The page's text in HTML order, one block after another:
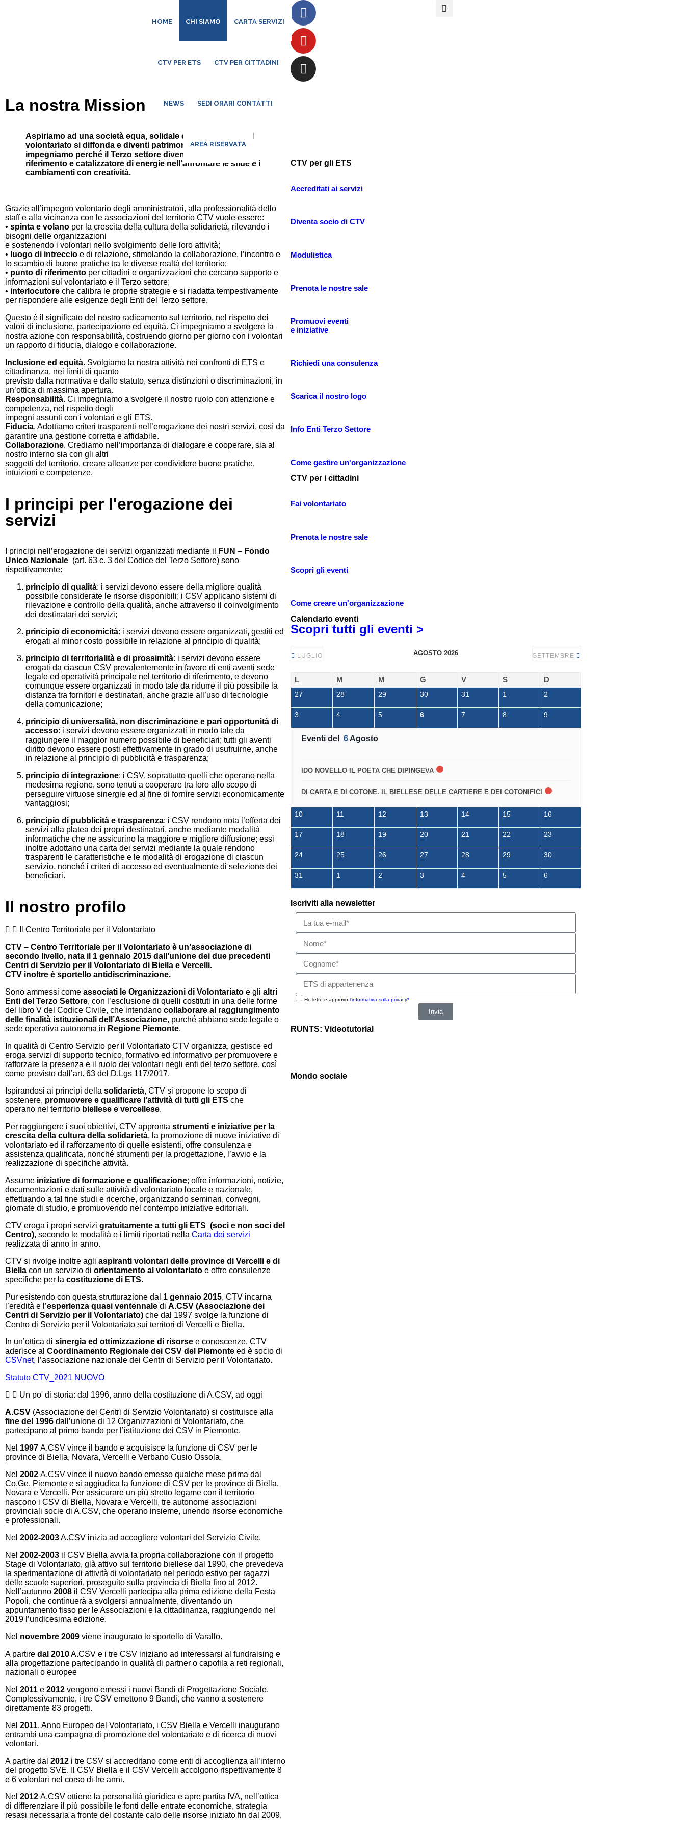
HOME CHI SIAMO CARTA SERVIZI
CTV PER ETS CTV PER CITTADINI
NEWS SEDI ORARI CONTATTI
AREA RISERVATA
La nostra Mission
Aspiriamo ad una società equa, solidale e inclusiva, in cui il
volontariato si diffonda e diventi patrimonio collettivo. Ci
impegniamo perché il Terzo settore diventi punto di
riferimento e catalizzatore di energie nell’affrontare le sfide e i
cambiamenti con creatività.
Grazie all’impegno volontario degli amministratori, alla professionalità dello
staff e alla vicinanza con le associazioni del territorio CTV vuole essere:
• spinta e volano per la crescita della cultura della solidarietà, rilevando i
bisogni delle organizzazioni
e sostenendo i volontari nello svolgimento delle loro attività;
• luogo di intreccio e di relazione, stimolando la collaborazione, l’incontro e
lo scambio di buone pratiche tra le diverse realtà del territorio;
• punto di riferimento per cittadini e organizzazioni che cercano supporto e
informazioni sul volontariato e il Terzo settore;
• interlocutore che calibra le proprie strategie e si riadatta tempestivamente
per rispondere alle esigenze degli Enti del Terzo settore.
Questo è il significato del nostro radicamento sul territorio, nel rispetto dei
valori di inclusione, partecipazione ed equità. Ci impegniamo a svolgere la
nostra azione con responsabilità, costruendo giorno per giorno con i volontari
un rapporto di fiducia, dialogo e collaborazione.
Inclusione ed equità. Svolgiamo la nostra attività nei confronti di ETS e
cittadinanza, nei limiti di quanto
previsto dalla normativa e dallo statuto, senza distinzioni o discriminazioni, in
un’ottica di massima apertura.
Responsabilità. Ci impegniamo a svolgere il nostro ruolo con attenzione e
competenza, nel rispetto degli
impegni assunti con i volontari e gli ETS.
Fiducia. Adottiamo criteri trasparenti nell’erogazione dei nostri servizi, così da
garantire una gestione corretta e affidabile.
Collaborazione. Crediamo nell’importanza di dialogare e cooperare, sia al
nostro interno sia con gli altri
soggetti del territorio, creare alleanze per condividere buone pratiche,
intuizioni e competenze.
I principi per l'erogazione dei
servizi
I principi nell’erogazione dei servizi organizzati mediante il
FUN – Fondo
Unico Nazionale (art. 63 c. 3 del Codice del Terzo Settore) sono
rispettivamente:
principio di qualità: i servizi devono essere della migliore qualità
possibile considerate le risorse disponibili; i CSV applicano sistemi di
rilevazione e controllo della qualità, anche attraverso il coinvolgimento
dei destinatari dei servizi;
principio di economicità: i servizi devono essere organizzati, gestiti ed
erogati al minor costo possibile in relazione al principio di qualità;
principio di territorialità e di prossimità: i servizi devono essere
erogati da ciascun CSV prevalentemente in favore di enti aventi sede
legale ed operatività principale nel territorio di riferimento, e devono
comunque essere organizzati in modo tale da ridurre il più possibile la
distanza tra fornitori e destinatari, anche grazie all’uso di tecnologie
della comunicazione;
principio di universalità, non discriminazione e pari opportunità di
accesso: i servizi devono essere organizzati in modo tale da
raggiungere il maggior numero possibile di beneficiari; tutti gli aventi
diritto devono essere posti effettivamente in grado di usufruirne, anche
in relazione al principio di pubblicità e trasparenza;
principio di integrazione: i CSV, soprattutto quelli che operano nella
medesima regione, sono tenuti a cooperare tra loro allo scopo di
perseguire virtuose sinergie ed al fine di fornire servizi economicamente
vantaggiosi;
principio di pubblicità e trasparenza: i CSV rendono nota l’offerta dei
servizi alla platea dei propri destinatari, anche mediante modalità
informatiche che ne assicurino la maggiore e migliore diffusione; essi
inoltre adottano una carta dei servizi mediante la quale rendono
trasparenti le caratteristiche e le modalità di erogazione di ciascun
servizio, nonché i criteri di accesso ed eventualmente di selezione dei
beneficiari.
Il nostro profilo
Il Centro Territoriale per il Volontariato
CTV – Centro Territoriale per il Volontariato è un’associazione di
secondo livello, nata il 1 gennaio 2015 dall’unione dei due precedenti
Centri di Servizio per il Volontariato di Biella e Vercelli.
CTV inoltre è sportello antidiscriminazione.
Sono ammessi come associati le Organizzazioni di Volontariato e gli altri
Enti del Terzo Settore, con l’esclusione di quelli costituti in una delle forme
del libro V del Codice Civile, che intendano collaborare al raggiungimento
delle finalità istituzionali dell’Associazione, purché abbiano sede legale o
sede operativa autonoma in Regione Piemonte.
In qualità di Centro Servizio per il Volontariato CTV organizza, gestisce ed
eroga servizi di supporto tecnico, formativo ed informativo per promuovere e
rafforzare la presenza e il ruolo dei volontari negli enti del terzo settore, così
come previsto dall’art. 63 del D.Lgs 117/2017.
Ispirandosi ai principi della solidarietà, CTV si propone lo scopo di
sostenere, promuovere e qualificare l’attività di tutti gli ETS che
operano nel territorio biellese e vercellese.
Per raggiungere i suoi obiettivi, CTV appronta strumenti e iniziative per la
crescita della cultura della solidarietà, la promozione di nuove iniziative di
volontariato ed il rafforzamento di quelle esistenti, offre consulenza e
assistenza qualificata, nonché strumenti per la progettazione, l’avvio e la
realizzazione di specifiche attività.
Assume iniziative di formazione e qualificazione; offre informazioni, notizie,
documentazioni e dati sulle attività di volontariato locale e nazionale,
effettuando a tal fine studi e ricerche, organizzando seminari, convegni,
giornate di studio, e promuovendo nel contempo iniziative editoriali.
CTV eroga i propri servizi gratuitamente a tutti gli ETS (soci e non soci del
Centro), secondo le modalità e i limiti riportati nella Carta dei servizi
realizzata di anno in anno.
CTV si rivolge inoltre agli aspiranti volontari delle province di Vercelli e di
Biella con un servizio di orientamento al volontariato e offre consulenze
specifiche per la costituzione di ETS.
Pur esistendo con questa strutturazione dal 1 gennaio 2015, CTV incarna
l’eredità e l’esperienza quasi ventennale di A.CSV (Associazione dei
Centri di Servizio per il Volontariato) che dal 1997 svolge la funzione di
Centro di Servizio per il Volontariato sui territori di Vercelli e Biella.
In un’ottica di sinergia ed ottimizzazione di risorse e conoscenze, CTV
aderisce al Coordinamento Regionale dei CSV del Piemonte ed è socio di
CSVnet, l’associazione nazionale dei Centri di Servizio per il Volontariato.
Statuto CTV_2021 NUOVO
Un po' di storia: dal 1996, anno della costituzione di A.CSV, ad oggi
A.CSV (Associazione dei Centri di Servizio Volontariato) si costituisce alla
fine del 1996 dall’unione di 12 Organizzazioni di Volontariato, che
partecipano al primo bando per l’istituzione dei CSV in Piemonte.
Nel 1997 A.CSV vince il bando e acquisisce la funzione di CSV per le
province di Biella, Novara, Vercelli e Verbano Cusio Ossola.
Nel 2002 A.CSV vince il nuovo bando emesso qualche mese prima dal
Co.Ge. Piemonte e si aggiudica la funzione di CSV per le province di Biella,
Novara e Vercelli. Per assicurare un più stretto legame con il territorio
nascono i CSV di Biella, Novara e Vercelli, tre autonome associazioni
provinciali socie di A.CSV, che operano insieme, unendo risorse economiche
e professionali.
Nel 2002-2003A.CSV inizia ad accogliere volontari del Servizio Civile.
Nel 2002-2003 il CSV Biella avvia la propria collaborazione con il progetto
Stage di Volontariato, già attivo sul territorio biellese dal 1990, che prevedeva
la sperimentazione di attività di volontariato nel periodo estivo per ragazzi
delle scuole superiori, proseguito sulla provincia di Biella fino al 2012.
Nell’autunno 2008 il CSV Vercelli partecipa alla prima edizione della Festa
Popoli, che continuerà a svolgersi annualmente, diventando un
appuntamento fisso per le Associazioni e la cittadinanza, raggiungendo nel
2019 l’undicesima edizione.
Nel novembre 2009 viene inaugurato lo sportello di Varallo.
A partire dal 2010A.CSV e i tre CSV iniziano ad interessarsi al fundraising e
alla progettazione partecipando in qualità di partner o capofila a reti regionali,
nazionali o europee
Nel 2011 e 2012 vengono emessi i nuovi Bandi di Progettazione Sociale.
Complessivamente, i tre CSV emettono 9 Bandi, che vanno a sostenere
direttamente 83 progetti.
Nel 2011, Anno Europeo del Volontariato, i CSV Biella e Vercelli inaugurano
entrambi una campagna di promozione del volontariato e di ricerca di nuovi
volontari.
A partire dal 2012 i tre CSV si accreditano come enti di accoglienza all’interno
del progetto SVE. Il CSV Biella e il CSV Vercelli accolgono rispettivamente 8
e 6 volontari nel corso di tre anni.
Nel 2012 A.CSV ottiene la personalità giuridica e apre partita IVA, nell’ottica
di differenziare il più possibile le fonti delle entrate economiche, strategia
resasi necessaria a fronte del costante calo delle risorse iniziato fin dal 2009.
CTV per gli ETS
Accreditati ai servizi
Diventa socio di CTV
Modulistica
Prenota le nostre sale
Promuovi eventi
e iniziative
Richiedi una consulenza
Scarica il nostro logo
Info Enti Terzo Settore
Come gestire un'organizzazione
CTV per i cittadini
Fai volontariato
Prenota le nostre sale
Scopri gli eventi
Come creare un'organizzazione
Calendario eventi
Scopri tutti gli eventi >
LUGLIO AGOSTO 2026 SETTEMBRE
L M M G V S D
27 28 29 30 31 1 2
3 4 5 6 7 8 9
Eventi del 6 Agosto
IDO NOVELLO IL POETA CHE DIPINGEVA
DI CARTA E DI COTONE. IL BIELLESE DELLE CARTIERE E DEI COTONIFICI
10 11 12 13 14 15 16
17 18 19 20 21 22 23
24 25 26 27 28 29 30
31 1 2 3 4 5 6
Iscriviti alla newsletter
Ho letto e approvo l'informativa sulla privacy*
Invia
RUNTS: Videotutorial
Mondo sociale